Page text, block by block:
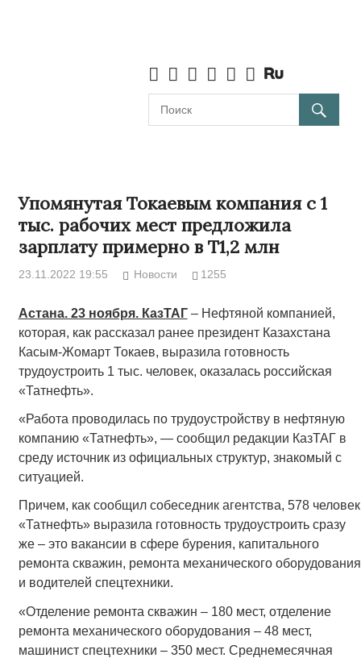
Упомянутая Токаевым компания с 1
тыс. рабочих мест предложила
зарплату примерно в Т1,2 млн
23.11.2022 19:55 Новости 1255
Астана. 23 ноября. КазТАГ– Нефтяной компанией,
которая, как рассказал ранее президент Казахстана
Касым-Жомарт Токаев, выразила готовность
трудоустроить 1 тыс. человек, оказалась российская
«Татнефть».
«Работа проводилась по трудоустройству в нефтяную
компанию «Татнефть», — сообщил редакции КазТАГ в
среду источник из официальных структур, знакомый с
ситуацией.
Причем, как сообщил собеседник агентства, 578 человек
«Татнефть» выразила готовность трудоустроить сразу
же – это вакансии в сфере бурения, капитального
ремонта скважин, ремонта механического оборудования
и водителей спецтехники.
«Отделение ремонта скважин – 180 мест, отделение
ремонта механического оборудования – 48 мест,
машинист спецтехники – 350 мест. Среднемесячная